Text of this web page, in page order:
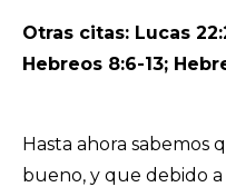
Otras citas: Lucas
Hebreos 8:6-13;
Hasta ahora sabemos
bueno, y que debido